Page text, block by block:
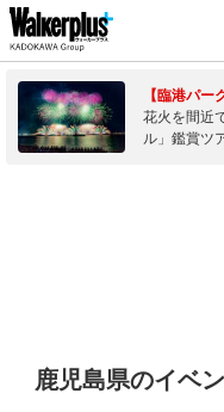
【臨港パー
花火を間近
ル」鑑賞ツ
鹿児島県のイベ